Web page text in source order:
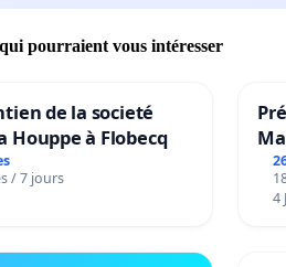
pourraient vous intéresser
de la societé
Houppe à Flobecq
/ 7 jours
4